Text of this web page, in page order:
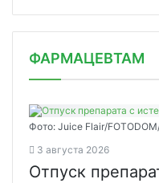
ФАРМАЦЕВТАМ
Фото: Juice Flair/
3 августа 2026
Отпуск